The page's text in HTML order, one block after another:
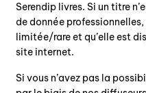
à
Serendip livres. Si un titre
de donnée professionnelles,
limitée/rare et qu’elle est
site internet.
Si vous n’avez pas la